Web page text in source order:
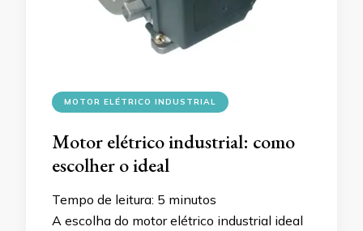
MOTOR ELÉTRICO INDUSTRIAL
Motor elétrico industrial: como
escolher o ideal
Tempo de leitura: 5 minutos
A escolha do motor elétrico industrial ideal